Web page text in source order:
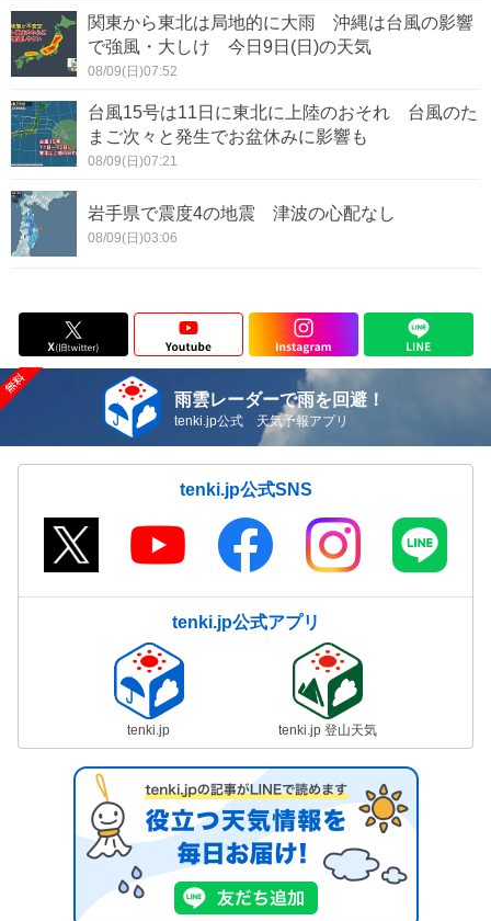
関東から東北は局地的に大雨 沖縄は台風の影響
で強風・大しけ 今日9日(日)の天気
08/09(日)07:52
台風15号は11日に東北に上陸のおそれ 台風のた
まご次々と発生でお盆休みに影響も
08/09(日)07:21
岩手県で震度4の地震 津波の心配なし
08/09(日)03:06
雨雲レーダーで雨を回避！
tenki.jp公式 天気予報アプリ
tenki.jp公式SNS
tenki.jp公式アプリ
tenki.jp tenki.jp 登山天気